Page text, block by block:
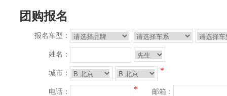
团购报名
报名车型：
姓名：
城市： *
电话： * 邮箱：